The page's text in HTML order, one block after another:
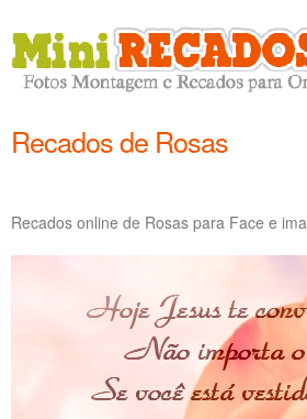
Recados de Rosas
Recados online de Rosas para Face e